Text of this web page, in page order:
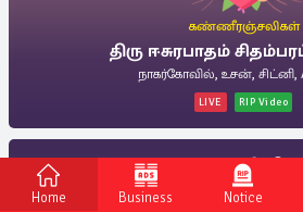
Home Business Notice
கண்ணீரஞ்சலிகள்
திரு ஈசுரபாதம்
நாகர்கோவில், உசன், சிட்னி,
LIVE RIP Video
மரண